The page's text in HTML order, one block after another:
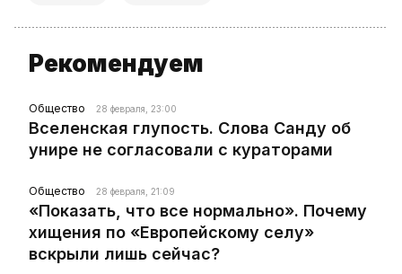
Рекомендуем
Общество 28 февраля, 23:00
Вселенская глупость. Слова Санду об
унире не согласовали с кураторами
Общество 28 февраля, 21:09
«Показать, что все нормально». Почему
хищения по «Европейскому селу»
вскрыли лишь сейчас?